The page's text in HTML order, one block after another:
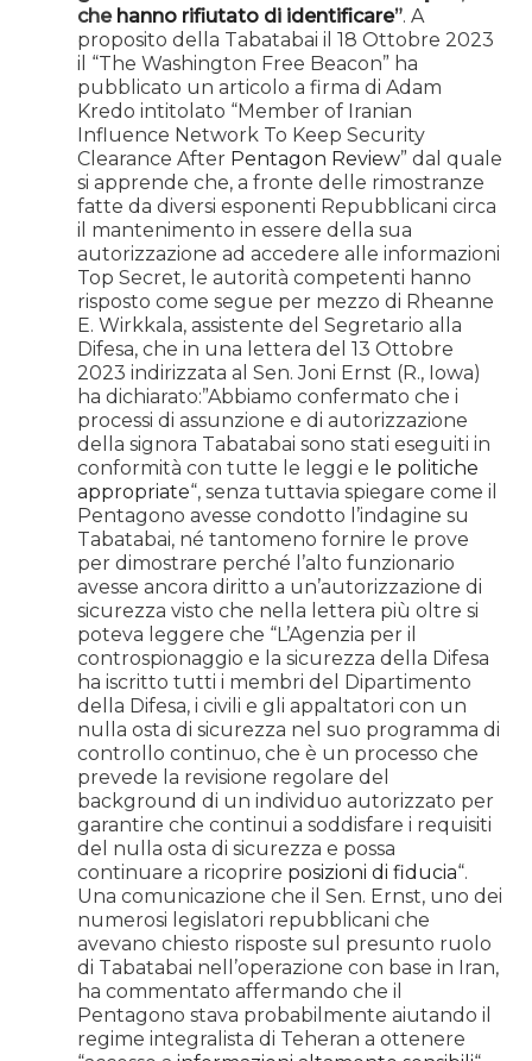
che hanno rifiutato di identificare”. A
proposito della Tabatabai il 18 Ottobre 2023
il “The Washington Free Beacon” ha
pubblicato un articolo a firma di Adam
Kredo intitolato “Member of Iranian
Influence Network To Keep Security
Clearance After Pentagon Review” dal quale
si apprende che, a fronte delle rimostranze
fatte da diversi esponenti Repubblicani circa
il mantenimento in essere della sua
autorizzazione ad accedere alle informazioni
Top Secret, le autorità competenti hanno
risposto come segue per mezzo di Rheanne
E. Wirkkala, assistente del Segretario alla
Difesa, che in una lettera del 13 Ottobre
2023 indirizzata al Sen. Joni Ernst (R., Iowa)
ha dichiarato:”Abbiamo confermato che i
processi di assunzione e di autorizzazione
della signora Tabatabai sono stati eseguiti in
conformità con tutte le leggi e le politiche
appropriate“, senza tuttavia spiegare come il
Pentagono avesse condotto l’indagine su
Tabatabai, né tantomeno fornire le prove
per dimostrare perché l’alto funzionario
avesse ancora diritto a un’autorizzazione di
sicurezza visto che nella lettera più oltre si
poteva leggere che “L’Agenzia per il
controspionaggio e la sicurezza della Difesa
ha iscritto tutti i membri del Dipartimento
della Difesa, i civili e gli appaltatori con un
nulla osta di sicurezza nel suo programma di
controllo continuo, che è un processo che
prevede la revisione regolare del
background di un individuo autorizzato per
garantire che continui a soddisfare i requisiti
del nulla osta di sicurezza e possa
continuare a ricoprire posizioni di fiducia“.
Una comunicazione che il Sen. Ernst, uno dei
numerosi legislatori repubblicani che
avevano chiesto risposte sul presunto ruolo
di Tabatabai nell’operazione con base in Iran,
ha commentato affermando che il
Pentagono stava probabilmente aiutando il
regime integralista di Teheran a ottenere